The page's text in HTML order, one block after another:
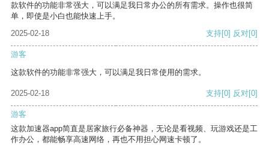
款软件的功能非常强大，可以满足我日常办公的所有需求。操作也很简
单，即使是小白也能快速上手。
2025-02-18
支持[0] 反对[0]
游客
这款软件的功能非常强大，可以满足我日常使用的需求。
2025-02-18 支持[0] 反对[0]
游客
这款加速器app简直是居家旅行必备神器，无论是看视频、玩游戏还是工
作办公，都能畅享高速网络，再也不用担心网速卡顿了。